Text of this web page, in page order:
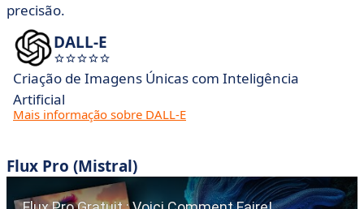
precisão.
DALL-E
Criação de Imagens Únicas com Inteligência
Artificial
Mais informação sobre DALL-E
Flux Pro (Mistral)